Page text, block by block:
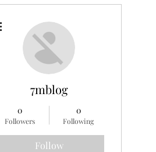
7mblog
0
Followers
0
Following
Follow